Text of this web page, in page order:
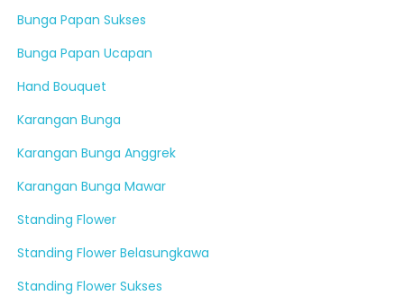
Bunga Papan Sukses
Bunga Papan Ucapan
Hand Bouquet
Karangan Bunga
Karangan Bunga Anggrek
Karangan Bunga Mawar
Standing Flower
Standing Flower Belasungkawa
Standing Flower Sukses